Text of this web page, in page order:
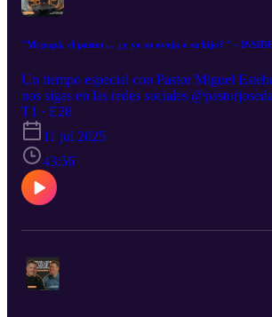
Un tiempo especial con Pastor Miguel
nos sigas en las redes sociales
T1 · E28
11 jul 2025
43:56